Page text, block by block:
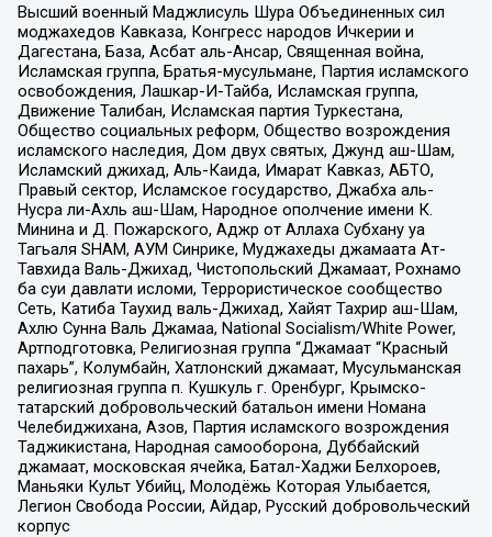
Высший военный Маджлисуль Шура Объединенных сил
моджахедов Кавказа, Конгресс народов Ичкерии и
Дагестана, База, Асбат аль-Ансар, Священная война,
Исламская группа, Братья-мусульмане, Партия исламского
освобождения, Лашкар-И-Тайба, Исламская группа,
Движение Талибан, Исламская партия Туркестана,
Общество социальных реформ, Общество возрождения
исламского наследия, Дом двух святых, Джунд аш-Шам,
Исламский джихад, Аль-Каида, Имарат Кавказ, АБТО,
Правый сектор, Исламское государство, Джабха аль-
Нусра ли-Ахль аш-Шам, Народное ополчение имени К.
Минина и Д. Пожарского, Аджр от Аллаха Субхану уа
Тагьаля SHAM, АУМ Синрике, Муджахеды джамаата Ат-
Тавхида Валь-Джихад, Чистопольский Джамаат, Рохнамо
ба суи давлати исломи, Террористическое сообщество
Сеть, Катиба Таухид валь-Джихад, Хайят Тахрир аш-Шам,
Ахлю Сунна Валь Джамаа, National Socialism/White Power,
Артподготовка, Религиозная группа “Джамаат “Красный
пахарь”, Колумбайн, Хатлонский джамаат, Мусульманская
религиозная группа п. Кушкуль г. Оренбург, Крымско-
татарский добровольческий батальон имени Номана
Челебиджихана, Азов, Партия исламского возрождения
Таджикистана, Народная самооборона, Дуббайский
джамаат, московская ячейка, Батал-Хаджи Белхороев,
Маньяки Культ Убийц, Молодёжь Которая Улыбается,
Легион Свобода России, Айдар, Русский добровольческий
корпус